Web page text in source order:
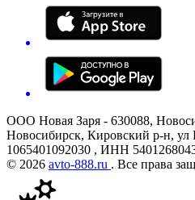
ООО Новая Заря - 630088,
Новосибирск, Кировский р-н,
1065401092030 , ИНН
© 2026 avto-888.ru . Все права